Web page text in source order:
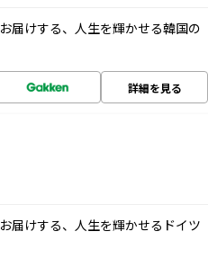
届けする、人生を輝かせる韓国の
詳細を見る
届けする、人生を輝かせるドイツ